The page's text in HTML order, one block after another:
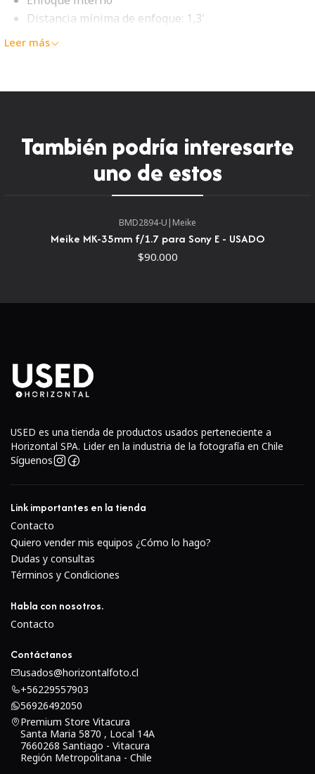
Distancia mínima de enfoque: 1,3'
Diafragma redondeado de 7 aspas
montura E con este
lente negro E 50mm f/1.8 OSS
Sony. El diseño brillante se combina con una distancia
focal equivalente a 75 mm para una perspectiva
La favorecedora distancia focal equivalente a 75 mm
ayuda a aislar el tema y enfocarse en detalles
en condiciones de poca luz y permite a los fotógrafos
crear imágenes con una profundidad de campo
extremadamente reducida.
El diafragma redondeado de siete aspas contribuye a
técnicas de enfoque selectivo.
Leer más
También podría interesarte
uno de estos
BMD2894-U | Meike
Meike MK-35mm f/1.7 para Sony E - USADO
$90.000
USED es una tienda de productos usados perteneciente a
Horizontal SPA. Lider en la industria de la fotografía en Chile
Síguenos
Link importantes en la tienda
Contacto
Quiero vender mis equipos ¿Cómo lo hago?
Dudas y consultas
Términos y Condiciones
Habla con nosotros.
Contacto
Contáctanos
usados@horizontalfoto.cl
+56229557903
56926492050
Premium Store Vitacura
Santa Maria 5870 , Local 14A
7660268 Santiago - Vitacura
Región Metropolitana - Chile